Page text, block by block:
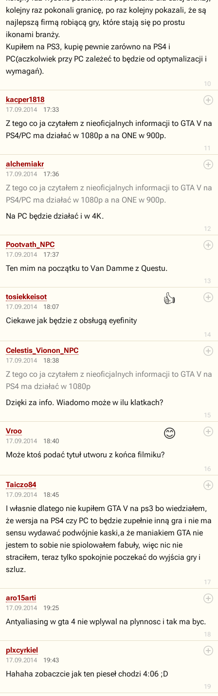
10
kolejny raz pokonali granicę, po raz kolejny pokazali, że są
najlepszą firmą robiącą gry, które stają się po prostu
ikonami branży.
Kupiłem na PS3, kupię pewnie zarówno na PS4 i
PC(aczkolwiek przy PC zależeć to będzie od optymalizacji i
wymagań).
17.09.2014 17:33
11
kacper1818
Z tego co ja czytałem z nieoficjalnych informacji to GTA V na
PS4/PC ma działać w 1080p a na ONE w 900p.
17.09.2014 17:36
12
alchemiakr
Z tego co ja czytałem z nieoficjalnych informacji to GTA V na
PS4/PC ma działać w 1080p a na ONE w 900p.
Na PC będzie działać i w 4K.
17.09.2014 17:37
13
Pootvath_NPC
Ten mim na początku to Van Damme z Questu.
17.09.2014 18:07
👍
14
tosiekkeisot
Ciekawe jak będzie z obsługą eyefinity
17.09.2014 18:38
15
Celestis_Vionon_NPC
Z tego co ja czytałem z nieoficjalnych informacji to GTA V na
PS4 ma działać w 1080p
Dzięki za info. Wiadomo może w ilu klatkach?
17.09.2014 18:40
😊
16
Vroo
Może ktoś podać tytuł utworu z końca filmiku?
17.09.2014 18:45
17
Taiczo84
I własnie dlatego nie kupiłem GTA V na ps3 bo wiedziałem,
że wersja na PS4 czy PC to będzie zupełnie inną gra i nie ma
sensu wydawać podwójnie kaski,a że maniakiem GTA nie
jestem to sobie nie spiolowałem fabuły, więc nic nie
straciłem, teraz tylko spokojnie poczekać do wyjścia gry i
szluz.
17.09.2014 19:25
18
aro15arti
Antyaliasing w gta 4 nie wplywal na plynnosc i tak ma byc.
17.09.2014 19:43
19
plxcyrkiel
Hahaha zobaczcie jak ten pieseł chodzi 4:06 ;D